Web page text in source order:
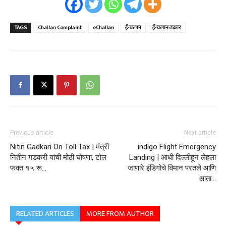
TAGS Challan Complaint eChallan ई-चलान ई-चलान तक्रार
Previous article
Nitin Gadkari On Toll Tax | मंत्री
नितीन गडकरी यांची मोठी घोषणा, टोल
फक्त १५ रू…
Next article
indigo Flight Emergency
Landing | आधी दिल्लीहून लेहला
जाणारे इंडिगोचे विमान परतले आणि
आता…
RELATED ARTICLES MORE FROM AUTHOR